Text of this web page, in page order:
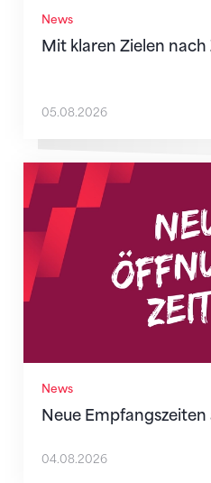
News
Mit klaren Zielen
05.08.2026
News
Neue Empfangszeiten
Neue Empfangszeiten ab
04.08.2026